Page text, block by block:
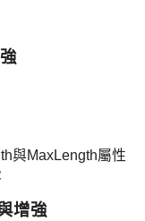
與MaxLength屬性
增強